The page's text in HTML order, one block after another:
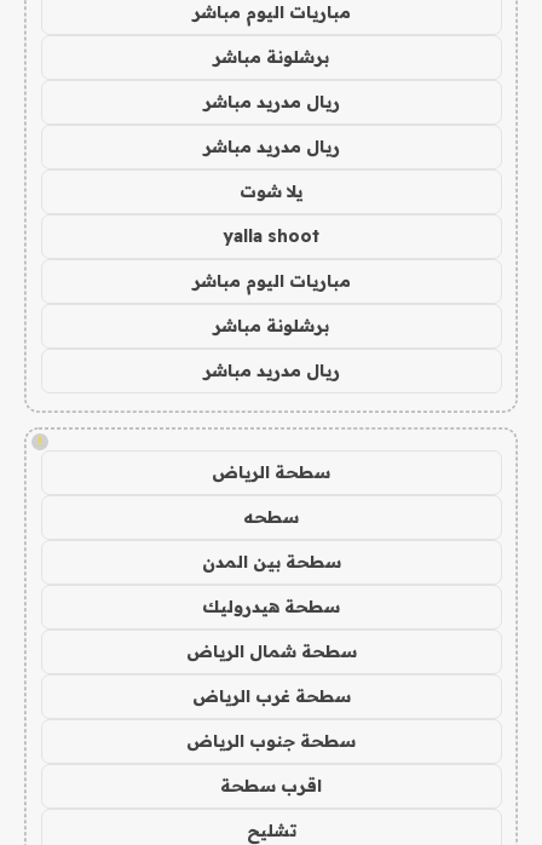
مباريات اليوم مباشر
برشلونة مباشر
ريال مدريد مباشر
ريال مدريد مباشر
يلا شوت
yalla shoot
مباريات اليوم مباشر
برشلونة مباشر
ريال مدريد مباشر
!
سطحة الرياض
سطحه
سطحة بين المدن
سطحة هيدروليك
سطحة شمال الرياض
سطحة غرب الرياض
سطحة جنوب الرياض
اقرب سطحة
تشليح